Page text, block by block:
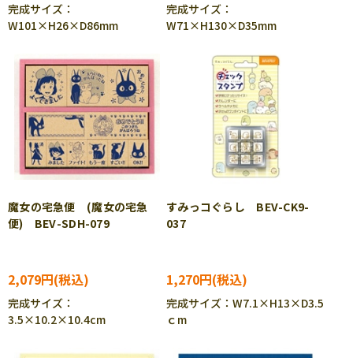
完成サイズ：
W101×H26×D86mm
完成サイズ：
W71×H130×D35mm
魔女の宅急便 (魔女の宅急
便) BEV-SDH-079
2,079円
完成サイズ：
3.5×10.2×10.4cm
すみっコぐらし BEV-CK9-
037
1,270円
完成サイズ：W7.1×H13×D3.5
ｃm